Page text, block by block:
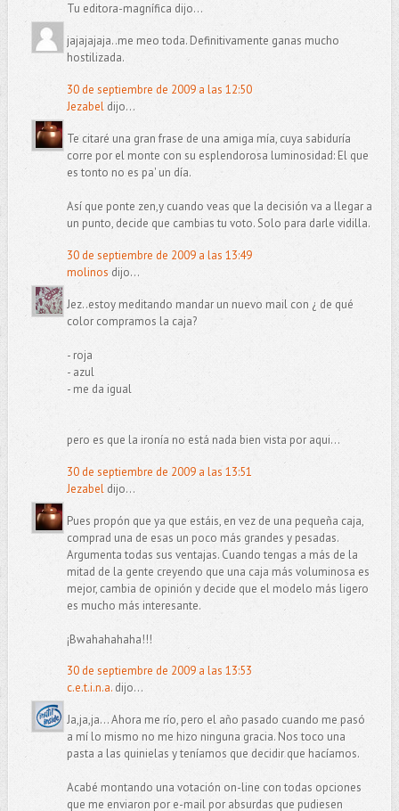
Tu editora-magnífica dijo...
jajajajaja..me meo toda. Definitivamente ganas mucho
hostilizada.
30 de septiembre de 2009 a las 12:50
Jezabeldijo...
Te citaré una gran frase de una amiga mía, cuya sabiduría
corre por el monte con su esplendorosa luminosidad: El que
es tonto no es pa' un día.
Así que ponte zen,y cuando veas que la decisión va a llegar a
un punto, decide que cambias tu voto. Solo para darle vidilla.
30 de septiembre de 2009 a las 13:49
molinos dijo...
Jez..estoy meditando mandar un nuevo mail con ¿ de qué
color compramos la caja?
- roja
- azul
- me da igual
pero es que la ironía no está nada bien vista por aqui...
30 de septiembre de 2009 a las 13:51
Jezabeldijo...
Pues propón que ya que estáis, en vez de una pequeña caja,
comprad una de esas un poco más grandes y pesadas.
Argumenta todas sus ventajas. Cuando tengas a más de la
mitad de la gente creyendo que una caja más voluminosa es
mejor, cambia de opinión y decide que el modelo más ligero
es mucho más interesante.
¡Bwahahahaha!!!
30 de septiembre de 2009 a las 13:53
c.e.t.i.n.a.dijo...
Ja,ja,ja... Ahora me río, pero el año pasado cuando me pasó
a mí lo mismo no me hizo ninguna gracia. Nos toco una
pasta a las quinielas y teníamos que decidir que hacíamos.
Acabé montando una votación on-line con todas opciones
que me enviaron por e-mail por absurdas que pudiesen